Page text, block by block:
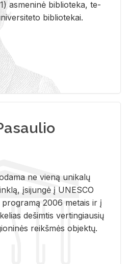
as­me­ni­nė bi­b­lio­te­ka, te­
bi­b­lio­te­kai.
ne vieną unikalų
įsijungė į UNESCO
programą 2006 metais ir į
dešimtis vertingiausių
reikšmės objektų.